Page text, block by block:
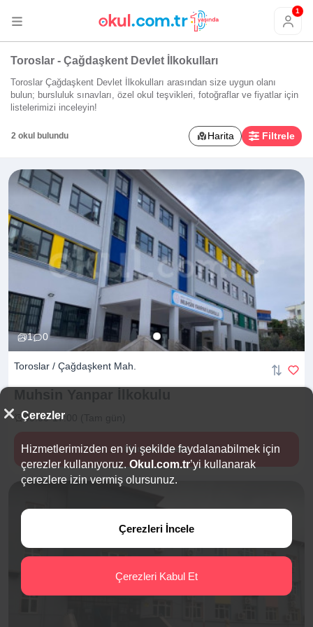
1
Toroslar - Çağdaşkent Devlet İlkokulları
Toroslar Çağdaşkent Devlet İlkokulları arasından size uygun olanı
bulun; bursluluk sınavları, özel okul teşvikleri, fotoğraflar ve fiyatlar için
listelerimizi inceleyin!
2 okul bulundu Harita Filtrele
1 0
Toroslar / Çağdaşkent Mah.
09:00-17:00 (Tam gün)
Hemen İncele
Çerezler
Hizmetlerimizden en iyi şekilde faydalanabilmek için
çerezler kullanıyoruz. Okul.com.tr’yi kullanarak
çerezlere izin vermiş olursunuz.
Çerezleri İncele
Çerezleri Kabul Et